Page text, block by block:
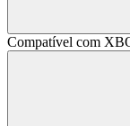
Compatível com